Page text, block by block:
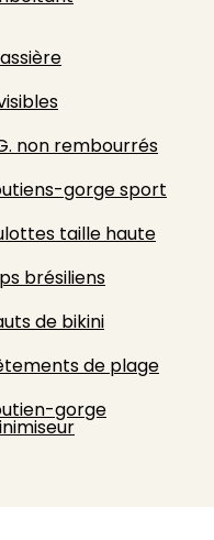
non rembourrés
gorge sport
taille haute
brésiliens
de bikini
de plage
gorge